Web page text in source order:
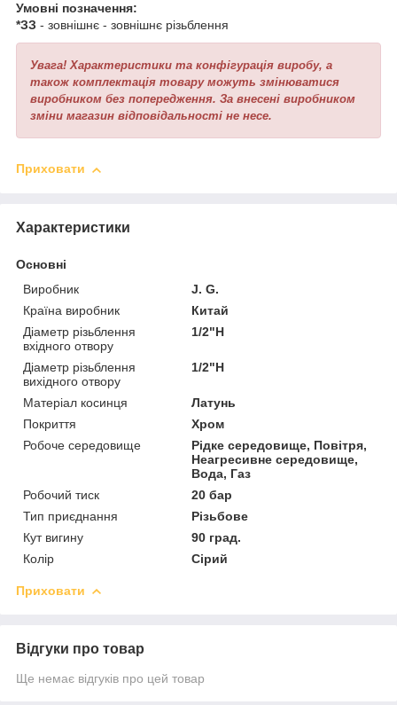
Умовні позначення:
*ЗЗ - зовнішнє - зовнішнє різьблення
Увага! Характеристики та конфігурація виробу, а
також комплектація товару можуть змінюватися
виробником без попередження. За внесені виробником
зміни магазин відповідальності не несе.
Приховати
Характеристики
Основні
Виробник
J. G.
Країна виробник
Китай
Діаметр різьблення
вхідного отвору
1/2"Н
Діаметр різьблення
вихідного отвору
1/2"Н
Матеріал косинця
Латунь
Покриття
Хром
Робоче середовище
Рідке середовище, Повітря,
Неагресивне середовище,
Вода, Газ
Робочий тиск
20 бар
Тип приєднання
Різьбове
Кут вигину
90 град.
Колір
Сірий
Приховати
Відгуки про товар
Ще немає відгуків про цей товар